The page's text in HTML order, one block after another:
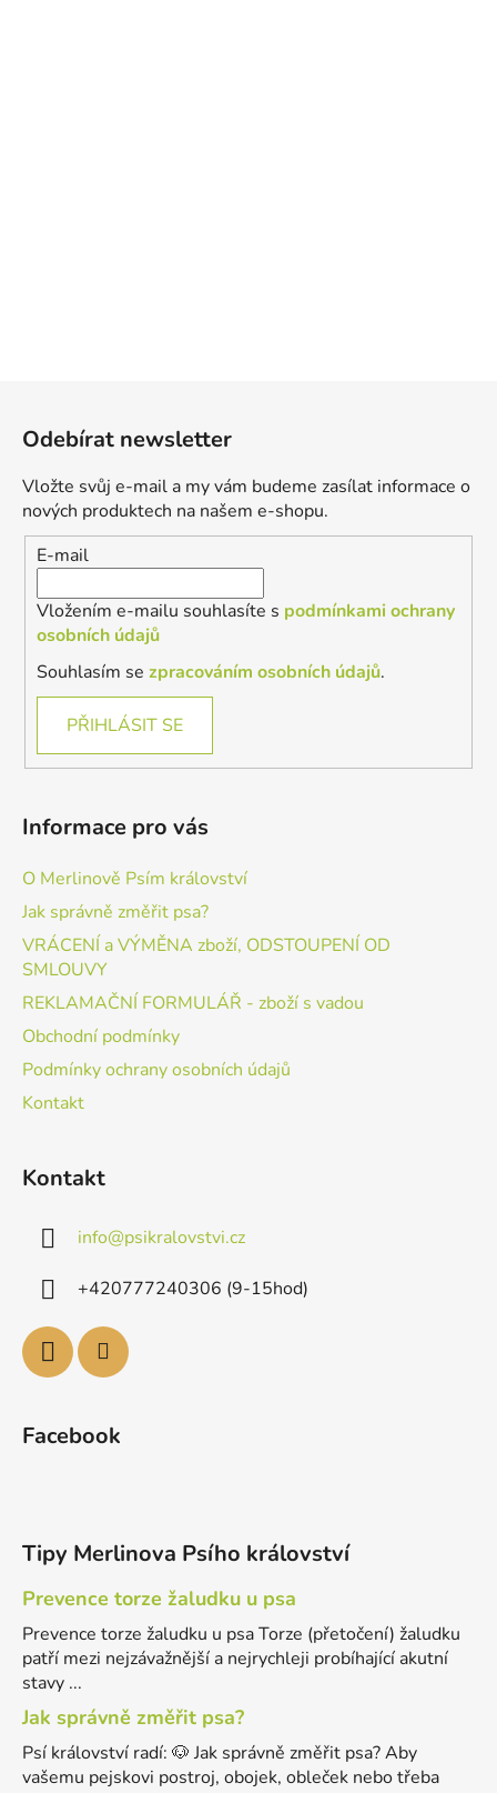
Odebírat newsletter
Vložte svůj e-mail a my vám budeme zasílat informace o
nových produktech na našem e-shopu.
E-mail
Vložením e-mailu souhlasíte s podmínkami ochrany
osobních údajů
Souhlasím se zpracováním osobních údajů.
PŘIHLÁSIT SE
Informace pro vás
O Merlinově Psím království
Jak správně změřit psa?
VRÁCENÍ a VÝMĚNA zboží, ODSTOUPENÍ OD
SMLOUVY
REKLAMAČNÍ FORMULÁŘ - zboží s vadou
Obchodní podmínky
Podmínky ochrany osobních údajů
Kontakt
Kontakt
info@psikralovstvi.cz
+420777240306 (9-15hod)
Facebook
Tipy Merlinova Psího království
Prevence torze žaludku u psa
Prevence torze žaludku u psa Torze (přetočení) žaludku
patří mezi nejzávažnější a nejrychleji probíhající akutní
stavy ...
Jak správně změřit psa?
Psí království radí: 🐶 Jak správně změřit psa? Aby
vašemu pejskovi postroj, obojek, obleček nebo třeba